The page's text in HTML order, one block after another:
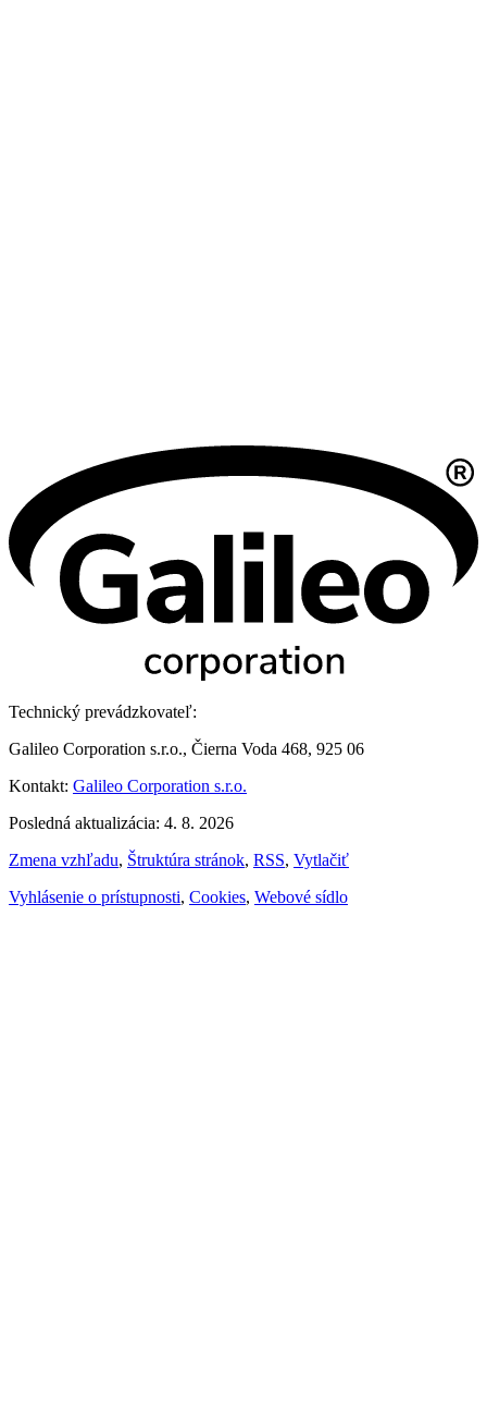
Technický prevádzkovateľ:
Galileo Corporation s.r.o., Čierna Voda 468, 925 06
Kontakt: Galileo Corporation s.r.o.
Posledná aktualizácia: 4. 8. 2026
Zmena vzhľadu, Štruktúra stránok, RSS, Vytlačiť
Vyhlásenie o prístupnosti, Cookies, Webové sídlo